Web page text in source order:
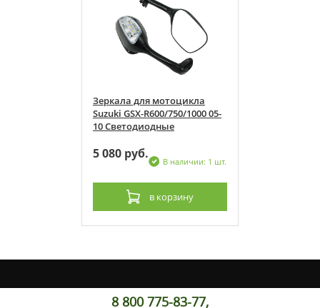
Зеркала для мотоцикла
Suzuki GSX-R600/750/1000 05-
10 Светодиодные
5 080 руб.
В наличии: 1 шт.
в корзину
8 800 775-83-77,